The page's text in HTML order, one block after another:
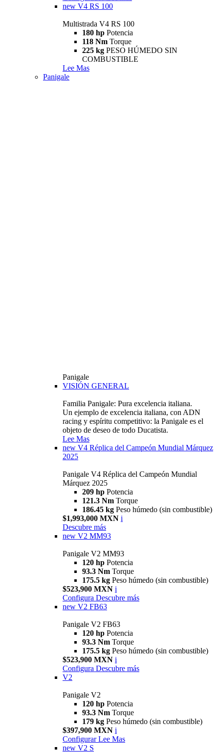
new V4 RS 100
Multistrada V4 RS 100
180 hp Potencia
118 Nm Torque
225 kg PESO HÚMEDO SIN
COMBUSTIBLE
Lee Mas
Panigale
Panigale
VISIÓN GENERAL
Familia Panigale: Pura excelencia italiana.
Un ejemplo de excelencia italiana, con ADN
racing y espíritu competitivo: la Panigale es el
objeto de deseo de todo Ducatista.
Lee Mas
new V4 Réplica del Campeón Mundial Márquez
2025
Panigale V4 Réplica del Campeón Mundial
Márquez 2025
209 hp Potencia
121.3 Nm Torque
186.45 kg Peso húmedo (sin combustible)
$1,993,000 MXN i
Descubre más
new V2 MM93
Panigale V2 MM93
120 hp Potencia
93.3 Nm Torque
175.5 kg Peso húmedo (sin combustible)
$523,900 MXN i
Configura Descubre más
new V2 FB63
Panigale V2 FB63
120 hp Potencia
93.3 Nm Torque
175.5 kg Peso húmedo (sin combustible)
$523,900 MXN i
Configura Descubre más
V2
Panigale V2
120 hp Potencia
93.3 Nm Torque
179 kg Peso húmedo (sin combustible)
$397,900 MXN i
Configurar Lee Mas
new V2 S